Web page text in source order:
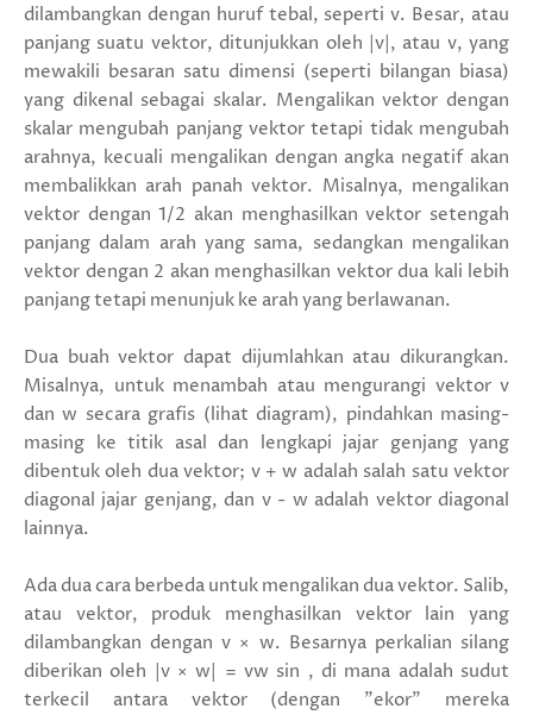
dilambangkan dengan huruf tebal, seperti v. Besar, atau
panjang suatu vektor, ditunjukkan oleh |v|, atau v, yang
mewakili besaran satu dimensi (seperti bilangan biasa)
yang dikenal sebagai skalar. Mengalikan vektor dengan
skalar mengubah panjang vektor tetapi tidak mengubah
arahnya, kecuali mengalikan dengan angka negatif akan
membalikkan arah panah vektor. Misalnya, mengalikan
vektor dengan 1/2 akan menghasilkan vektor setengah
panjang dalam arah yang sama, sedangkan mengalikan
vektor dengan 2 akan menghasilkan vektor dua kali lebih
panjang tetapi menunjuk ke arah yang berlawanan.
Dua buah vektor dapat dijumlahkan atau dikurangkan.
Misalnya, untuk menambah atau mengurangi vektor v
dan w secara grafis (lihat diagram), pindahkan masing-
masing ke titik asal dan lengkapi jajar genjang yang
dibentuk oleh dua vektor; v + w adalah salah satu vektor
diagonal jajar genjang, dan v - w adalah vektor diagonal
lainnya.
Ada dua cara berbeda untuk mengalikan dua vektor. Salib,
atau vektor, produk menghasilkan vektor lain yang
dilambangkan dengan v × w. Besarnya perkalian silang
diberikan oleh |v × w| = vw sin , di mana adalah sudut
terkecil antara vektor (dengan "ekor" mereka